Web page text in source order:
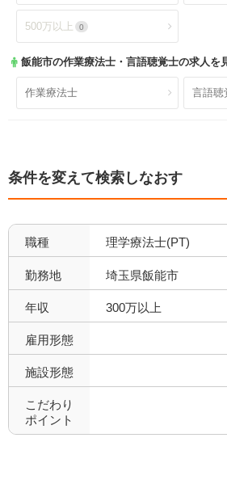
500万以上 0
飯能市の作業療法士・言語聴覚士の求人を
作業療法士 言語聴
条件を変えて検索しなおす
職種 理学療法士(PT)
勤務地 埼玉県飯能市
年収 300万以上
雇用形態
施設形態
こだわり
ポイント